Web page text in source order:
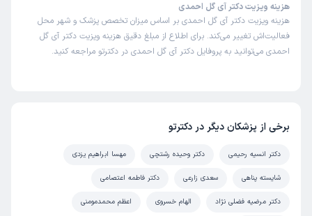
هزینه ویزیت دکتر آی گل احمدی
هزینه ویزیت دکتر آی گل احمدی بر اساس میزان تخصص پزشک و شهر محل
فعالیت‌اش تغییر می‌کند. برای اطلاع از مبلغ دقیق هزینه ویزیت دکتر آی گل
احمدی می‌توانید به پروفایل دکتر آی گل احمدی در دکترتو مراجعه کنید.
برخی از پزشکان دیگر در دکترتو
دکتر انسیه رحیمی دکتر وحیده رشتچی مهسا ابراهیم یزدی
شایسته پناهی سعدی زارعی دکتر فاطمه اعتصامی
دکتر مرضیه فضلی نژاد الهام خسروی اعظم محمدمومنی